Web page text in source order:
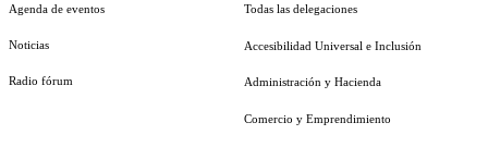
Agenda de eventos
Noticias
Radio fórum
Todas las delegaciones
Accesibilidad Universal e Inclusión
Administración y Hacienda
Comercio y Emprendimiento